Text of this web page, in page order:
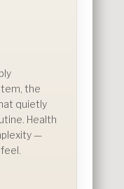
the
quietly
Health
—